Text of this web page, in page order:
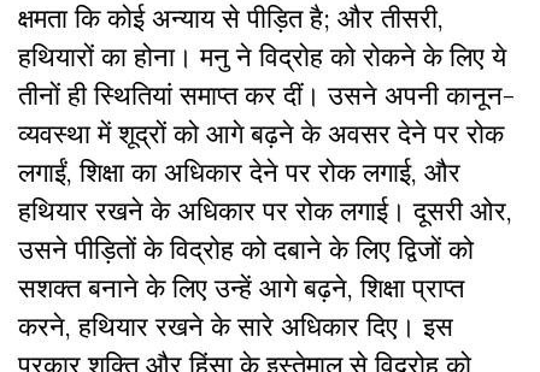
क्षमता कि कोई अन्याय से पीड़ित है; और तीसरी,
हथियारों का होना। मनु ने विद्रोह को रोकने के लिए ये
तीनों ही स्थितियां समाप्त कर दीं। उसने अपनी कानून-
व्यवस्था में शूद्रों को आगे बढ़ने के अवसर देने पर रोक
लगाईं, शिक्षा का अधिकार देने पर रोक लगाई, और
हथियार रखने के अधिकार पर रोक लगाई। दूसरी ओर,
उसने पीड़ितों के विद्रोह को दबाने के लिए द्विजों को
सशक्त बनाने के लिए उन्हें आगे बढ़ने, शिक्षा प्राप्त
करने, हथियार रखने के सारे अधिकार दिए। इस
प्रकार शक्ति और हिंसा के इस्तेमाल से विद्रोह को